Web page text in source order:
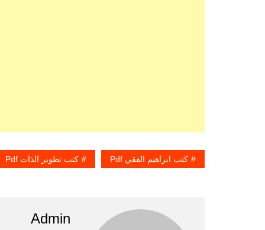
كتب ابراهيم الفقي Pdf كتب تطوير الذات Pdf
Admin